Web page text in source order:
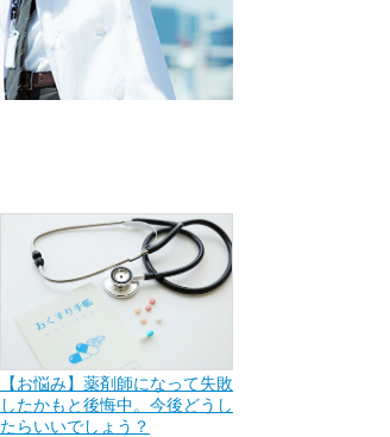
【お悩み】薬剤師になって失敗
したかもと後悔中。今後どうし
たらいいでしょう？